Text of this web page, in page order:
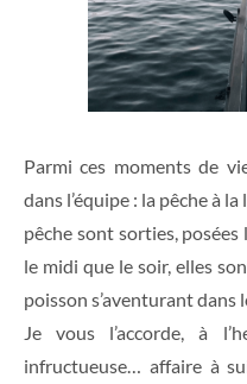
Parmi ces moments de
dans l’équipe : la pêche à
pêche sont sorties,
le midi que le soir, elles
poisson s’aventurant dans
Je vous l’accorde, à
infructueuse… affaire à